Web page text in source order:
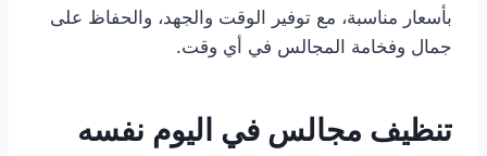
بأسعار مناسبة، مع توفير الوقت والجهد، والحفاظ على
جمال وفخامة المجالس في أي وقت.
تنظيف مجالس في اليوم نفسه